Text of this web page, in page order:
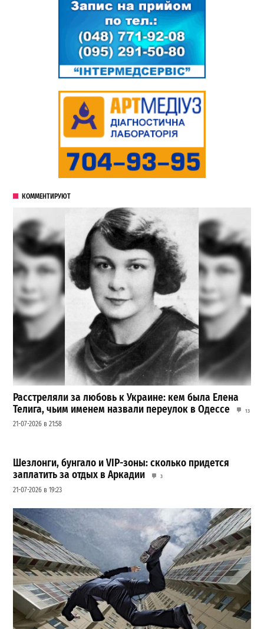
КОММЕНТИРУЮТ
Расстреляли за любовь к Украине: кем была Елена
Телига, чьим именем назвали переулок в Одессе
13
21-07-2026 в 21:58
Шезлонги, бунгало и VIP-зоны: сколько придется
заплатить за отдых в Аркадии
3
21-07-2026 в 19:23